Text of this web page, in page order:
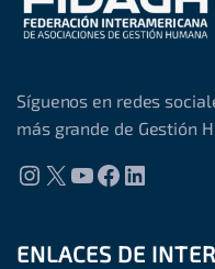
Síguenos en redes
más grande de Gestión
Instagram
X YouTube
Facebook
LinkedIn
ENLACES DE